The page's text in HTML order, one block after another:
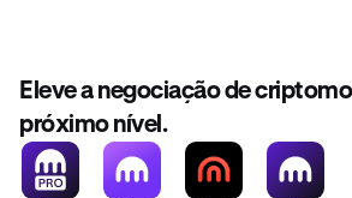
Eleve a negociação de
próximo nível.